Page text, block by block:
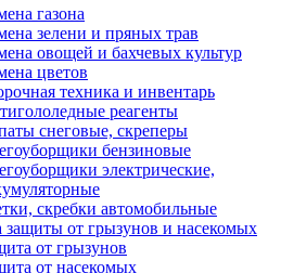
газона
зелени и пряных трав
овощей и бахчевых культур
цветов
техника и инвентарь
реагенты
снеговые, скреперы
бензиновые
электрические,
скребки автомобильные
защиты от грызунов и насекомых
от грызунов
от насекомых